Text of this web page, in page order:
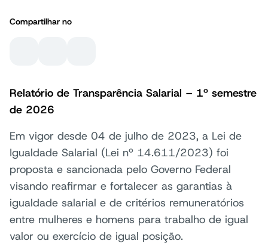
Compartilhar no
Relatório de Transparência Salarial – 1º semestre
de 2026
Em vigor desde 04 de julho de 2023, a Lei de
Igualdade Salarial (Lei nº 14.611/2023) foi
proposta e sancionada pelo Governo Federal
visando reafirmar e fortalecer as garantias à
igualdade salarial e de critérios remuneratórios
entre mulheres e homens para trabalho de igual
valor ou exercício de igual posição.